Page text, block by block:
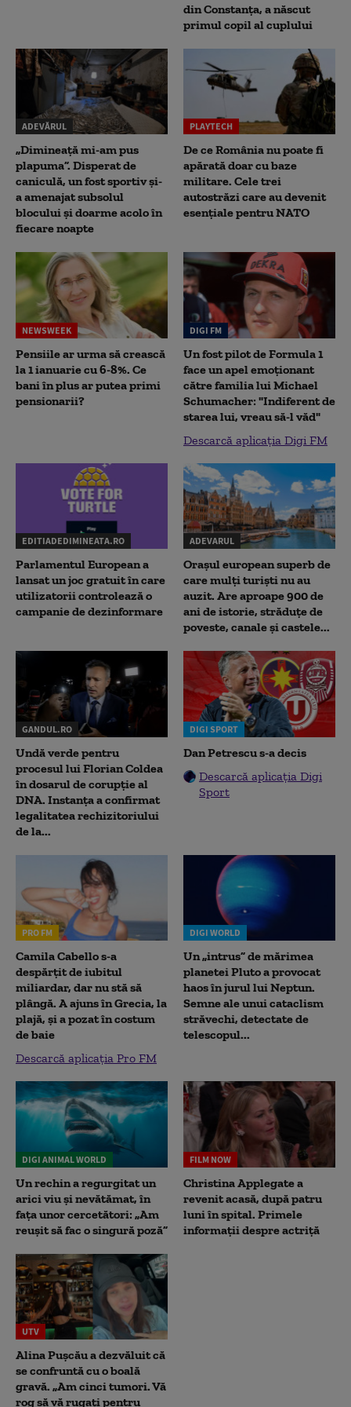
din Constanța, a născut
primul copil al cuplului
ADEVĂRUL
„Dimineață mi-am pus
plapuma”. Disperat de
caniculă, un fost sportiv și-
a amenajat subsolul
blocului și doarme acolo în
fiecare noapte
PLAYTECH
De ce România nu poate fi
apărată doar cu baze
militare. Cele trei
autostrăzi care au devenit
esențiale pentru NATO
NEWSWEEK
Pensiile ar urma să crească
la 1 ianuarie cu 6-8%. Ce
bani în plus ar putea primi
pensionarii?
DIGI FM
Un fost pilot de Formula 1
face un apel emoționant
către familia lui Michael
Schumacher: "Indiferent de
starea lui, vreau să-l văd"
Descarcă aplicația Digi FM
EDITIADEDIMINEATA.RO
Parlamentul European a
lansat un joc gratuit în care
utilizatorii controlează o
campanie de dezinformare
ADEVARUL
Orașul european superb de
care mulți turiști nu au
auzit. Are aproape 900 de
ani de istorie, străduțe de
poveste, canale și castele...
GANDUL.RO
Undă verde pentru
procesul lui Florian Coldea
în dosarul de corupție al
DNA. Instanța a confirmat
legalitatea rechizitoriului
de la...
DIGI SPORT
Dan Petrescu s-a decis
Descarcă aplicația Digi
Sport
PRO FM
Camila Cabello s-a
despărțit de iubitul
miliardar, dar nu stă să
plângă. A ajuns în Grecia, la
plajă, și a pozat în costum
de baie
Descarcă aplicația Pro FM
DIGI WORLD
Un „intrus” de mărimea
planetei Pluto a provocat
haos în jurul lui Neptun.
Semne ale unui cataclism
străvechi, detectate de
telescopul...
DIGI ANIMAL WORLD
Un rechin a regurgitat un
arici viu și nevătămat, în
fața unor cercetători: „Am
reușit să fac o singură poză”
FILM NOW
Christina Applegate a
revenit acasă, după patru
luni în spital. Primele
informații despre actriță
UTV
Alina Pușcău a dezvăluit că
se confruntă cu o boală
gravă. „Am cinci tumori. Vă
rog să vă rugați pentru